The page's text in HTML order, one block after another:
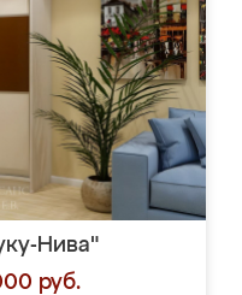
Нива"
руб.